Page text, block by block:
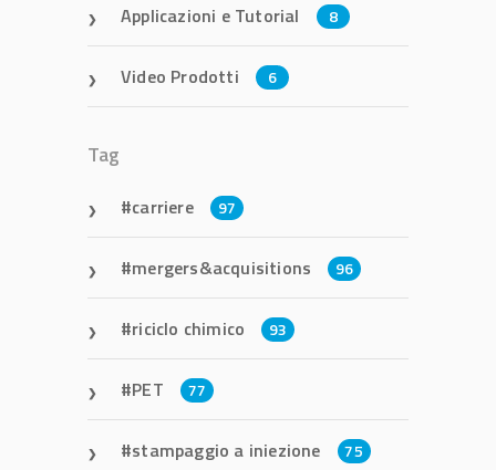
Applicazioni e Tutorial 8
Video Prodotti 6
Tag
carriere 97
mergers&acquisitions 96
riciclo chimico 93
PET 77
stampaggio a iniezione 75